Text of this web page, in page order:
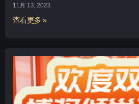
11月 13, 2023
查看更多 »